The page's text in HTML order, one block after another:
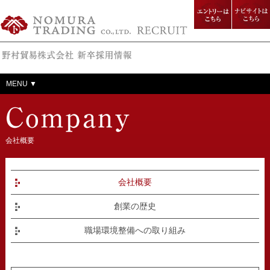
野村貿易株式会社 新卒採用
はこちら
はこちら
MENU ▼
会社概要
会社概要
創業の歴史
職場環境整備への取り組み